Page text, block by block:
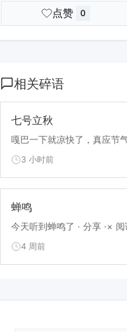
点赞 0
相关碎语
七号立秋
嘎巴一下就凉快了，真应节
3 小时前
蝉鸣
今天听到蝉鸣了 · 分享 ·× 阅
4 周前